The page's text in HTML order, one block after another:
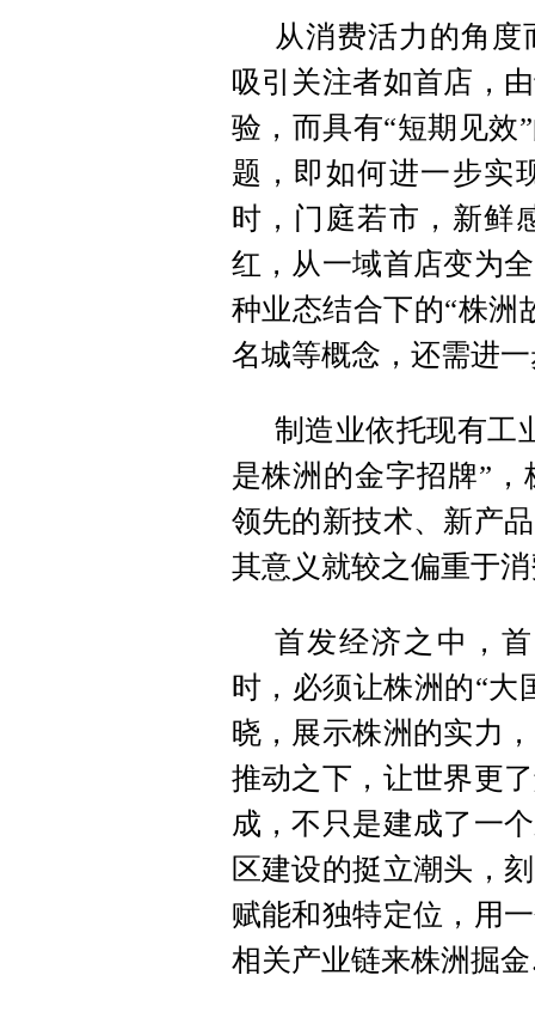
从消费活力的角
吸引关注者如首店，
验，而具有“短期见效
题，即如何进一步实
时，门庭若市，新鲜
红，从一域首店变为
种业态结合下的“株洲
名城等概念，还需进
制造业依托现有工
是株洲的金字招牌”
领先的新技术、新产
其意义就较之偏重于
首发经济之中，
时，必须让株洲的“大
晓，展示株洲的实力
推动之下，让世界更
成，不只是建成了一
区建设的挺立潮头，
赋能和独特定位，用
相关产业链来株洲掘